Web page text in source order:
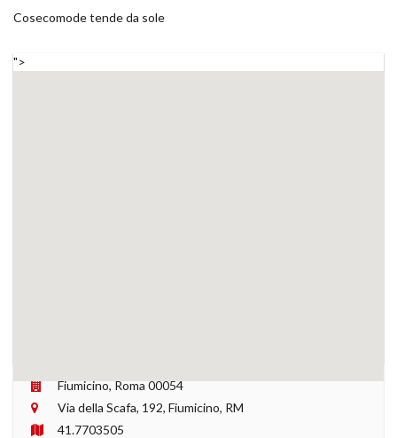
Cosecomode tende da sole
">
Fiumicino, Roma 00054
Via della Scafa, 192, Fiumicino, RM
41.7703505